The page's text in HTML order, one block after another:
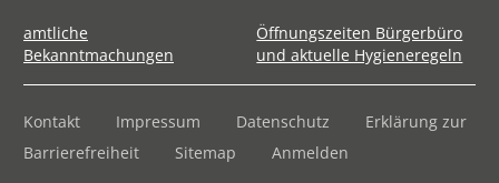
amtliche
Bekanntmachungen
Öffnungszeiten Bürgerbüro
und aktuelle Hygieneregeln
Kontakt Impressum Datenschutz
Erklärung zur
Barrierefreiheit
Sitemap Anmelden